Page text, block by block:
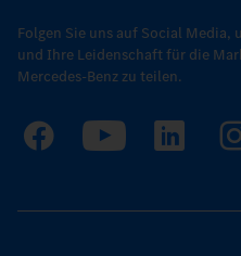
Folgen Sie uns auf Social
und Ihre Leidenschaft für die
Mercedes-Benz zu teilen.